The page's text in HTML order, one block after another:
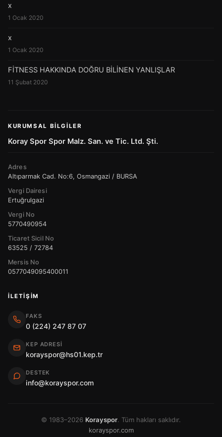
x
1 Ocak 2020
x
1 Ocak 2020
FİTNESS HAKKINDA DOĞRU BİLİNEN YANLIŞLAR
11 Şubat 2020
KURUMSAL BILGILER
Koray Spor Spor Malz. San. ve Tic. Ltd. Şti.
Adres
Altıparmak Cad. No:6, Osmangazi / BURSA
Vergi Dairesi
Ertuğrulgazi
Vergi No
5770490954
Ticaret Sicil No
63525 / 72784
Mersis No
0577049095400011
İLETIŞIM
FAKS
0 (224) 247 87 07
KEP ADRESI
korayspor@hs01.kep.tr
DESTEK
info@korayspor.com
© 1983–2026 Korayspor. Tüm hakları saklıdır.
korayspor.com